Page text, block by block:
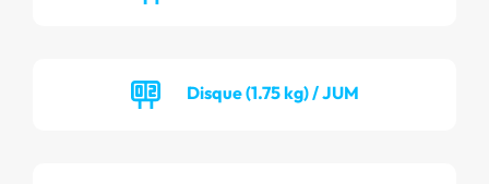
Disque (1.75 kg) / JUM